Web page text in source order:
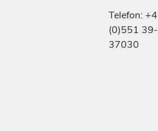
Telefon:
(0)551 39-
37030